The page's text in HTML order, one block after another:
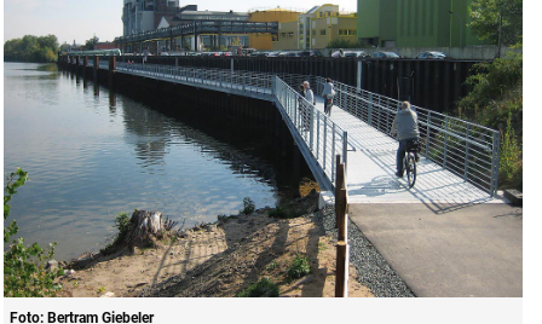
Foto: Bertram Giebeler